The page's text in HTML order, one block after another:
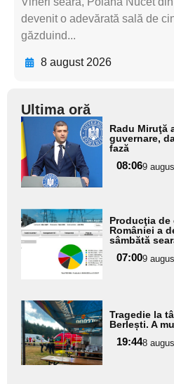
devenit o adevărată sală de
găzduind...
8 august 2026
Ultima oră
Adaugă
aici textul
pentru
subtitlu
Radu Miruţă
guvernare,
fază
08:069
Adaugă
aici textul
pentru
subtitlu
Producţia de
României a
sâmbătă
07:009
Adaugă
aici textul
pentru
subtitlu
Tragedie la
Berlești. A
19:448